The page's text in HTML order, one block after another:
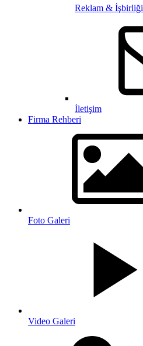
Reklam & İşbirliği
İletişim
Firma Rehberi
Foto Galeri
Video Galeri